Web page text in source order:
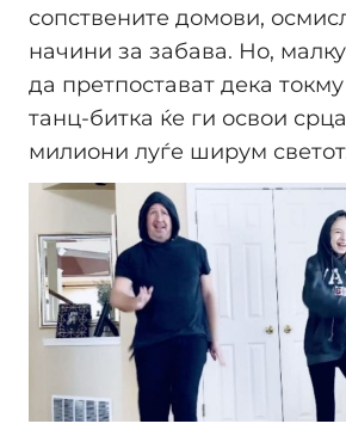
сопствените домови,
начини за забава. Но,
да претпостават дека
танц-битка ќе ги освои
милиони луѓе ширум